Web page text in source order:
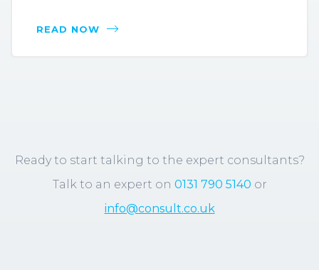
READ NOW
Ready to start talking to the expert consultants?
Talk to an expert on 0131 790 5140 or
info@consult.co.uk